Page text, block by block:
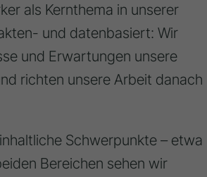
als Kernthema in unserer
und datenbasiert: Wir
und Erwartungen unsere
richten unsere Arbeit danach
Schwerpunkte – etwa
Bereichen sehen wir